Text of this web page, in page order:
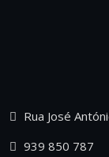
Rua José
939 850 787